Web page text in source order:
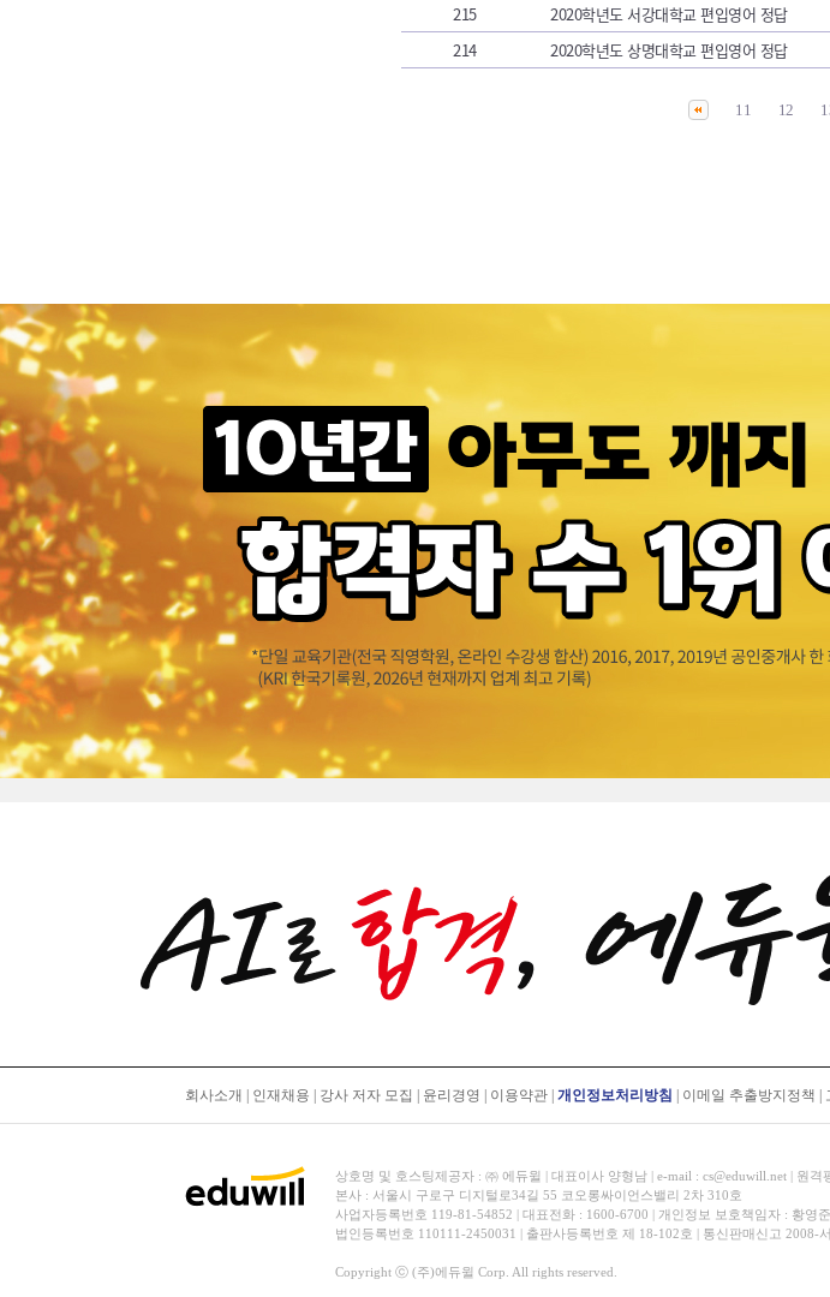
215
2020학년도 서강대학교 편입영어 정답
214
2020학년도 상명대학교 편입영어 정답
11 12
회사소개 인재채용 강사 저자 모집 윤리경영 이용약관 개인정보처리방침 이메일 추출방지정책
상호명 및 호스팅제공자 : ㈜ 에듀윌 | 대표이사 양형남 | e-mail : cs@eduwill.net | 원격
본사 : 서울시 구로구 디지털로34길 55 코오롱싸이언스밸리 2차 310호
사업자등록번호 119-81-54852 | 대표전화 : 1600-6700 | 개인정보 보호책임자 : 황영준
법인등록번호 110111-2450031 | 출판사등록번호 제 18-102호 | 통신판매신고 2008-
Copyright ⓒ (주)에듀윌 Corp. All rights reserved.